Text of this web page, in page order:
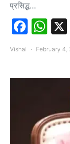
प्रसिद्ध…
Vishal February 4,